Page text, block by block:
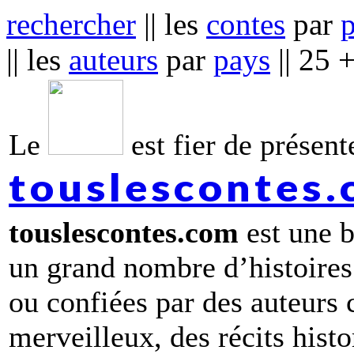
rechercher || les contes par
|| les auteurs par pays || 25
Le est fier de
touslescontes.com est une
un grand nombre
ou confiées par des
merveilleux, des récits